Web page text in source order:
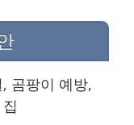
곰팡이 예방,